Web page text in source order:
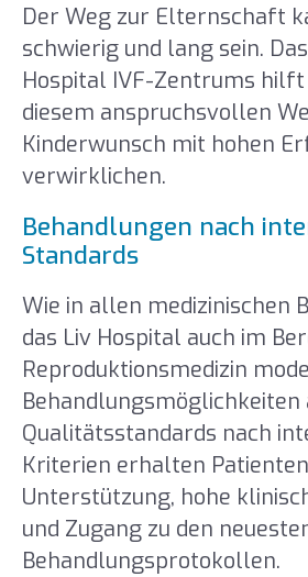
Der Weg zur Elternschaft
schwierig und lang sein.
Hospital IVF-Zentrums
diesem anspruchsvollen
Kinderwunsch mit hohen
verwirklichen.
Behandlungen nach
Standards
Wie in allen medizinischen
das Liv Hospital auch im
Reproduktionsmedizin
Behandlungsmöglichkeiten
Qualitätsstandards nach
Kriterien erhalten
Unterstützung, hohe
und Zugang zu den
Behandlungsprotokollen.